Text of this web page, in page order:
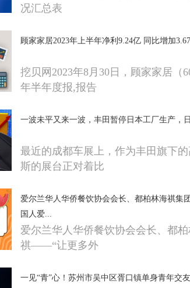
况汇总表
顾家家居2023年上半年净利9.24亿 同比增加
挖贝网2023年8月30日，顾家家居（
年半年度报,报告
一波未平又来一波，丰田暂停日本工厂生产，
最近的成都车展上，作为丰田旗下
斯的展台正对着比
爱尔兰华人华侨餐饮协会会长、都柏林海祺
国人爱...
爱尔兰华人华侨餐饮协会会长、都
祺——“让更多外
一见“青”心！苏州市吴中区胥口镇单身青年交